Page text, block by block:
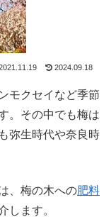
2024.09.18
モクセイなど季節
。その中でも梅は
弥生時代や奈良時
、梅の木への肥料
します。